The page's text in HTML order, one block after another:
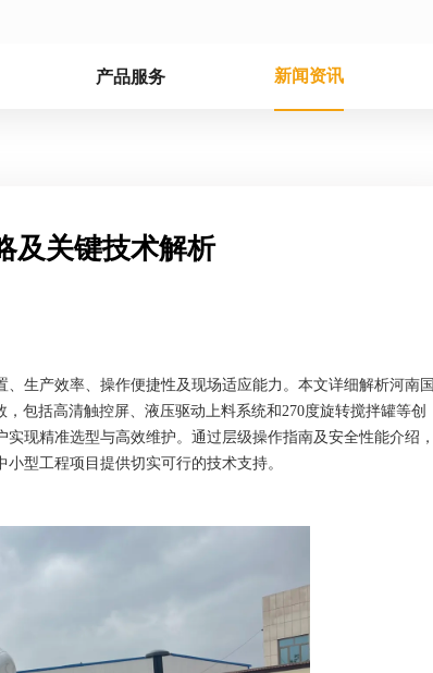
产品服务 新闻资讯
及关键技术解析
生产效率、操作便捷性及现场适应能力。本文详细解析河南国
包括高清触控屏、液压驱动上料系统和270度旋转搅拌罐等创
现精准选型与高效维护。通过层级操作指南及安全性能介绍，
型工程项目提供切实可行的技术支持。